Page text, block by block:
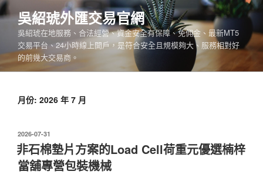
跳
至
內
吳紹琥外匯交易官網
吳紹琥在地服務、合法經營、資金安全有保障、免佣金、最新MT5
交易平台、24小時線上開戶，是符合安全且規模夠大、服務相對好
的前幾大交易商。
月份: 2026 年 7 月
發
佈
於
2026-07-31
非石棉墊片方案的Load Cell荷重元優選楠梓
當舖專營包裝機械